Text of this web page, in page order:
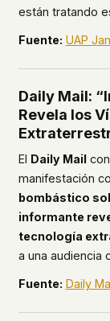
están tratando
Fuente: UAP
Daily Mail:
Revela los
El Daily Mail
manifestación
bombástico
informante
tecnología
a una audiencia
Fuente: Daily